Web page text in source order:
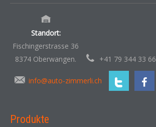
Standort:
Fischingerstrasse 36
8374 Oberwangen.
+41 79 344 33 66
info@auto-zimmerli.ch
Produkte